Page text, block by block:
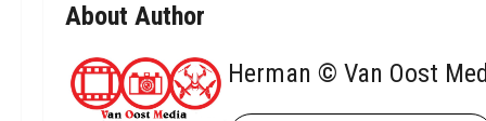
About Author
Herman © Van Oost